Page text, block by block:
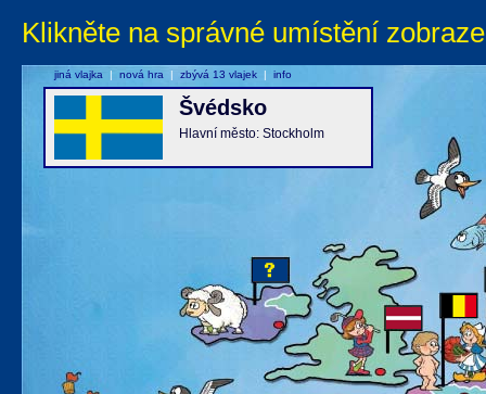
Klikněte na správné umístění
Švédsko
Hlavní město: Stockholm
jiná vlajka | nová hra | zbývá 13 vlajek | info